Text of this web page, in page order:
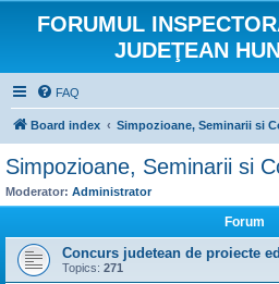
FORUMUL
JUDEŢEAN
FAQ
Board index Simpozioane, Seminarii si
Simpozioane, Seminarii si
Moderator: Administrator
Forum
Concurs judetean de proiecte
Topics: 271